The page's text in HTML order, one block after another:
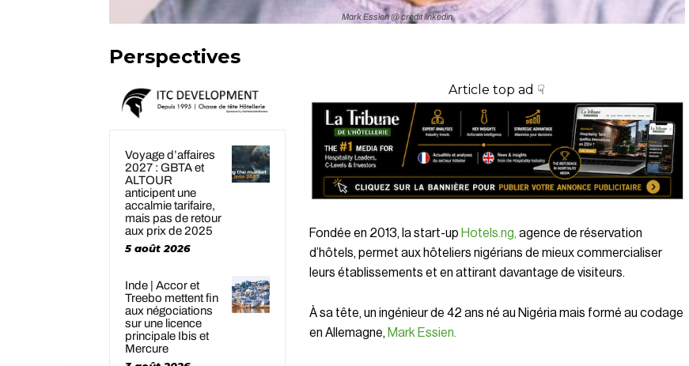
Mark Essien @ credit linkedin
Perspectives
Voyage d’affaires
2027 : GBTA et
ALTOUR
anticipent une
accalmie tarifaire,
mais pas de retour
aux prix de 2025
5 août 2026
Inde | Accor et
Treebo mettent fin
aux négociations
sur une licence
principale Ibis et
Mercure
Article top ad ☟
Fondée en 2013, la start-up Hotels.ng, agence de réservation
d’hôtels, permet aux hôteliers nigérians de mieux commercialiser
leurs établissements et en attirant davantage de visiteurs.
À sa tête, un ingénieur de 42 ans né au Nigéria mais formé au codage
en Allemagne, Mark Essien.